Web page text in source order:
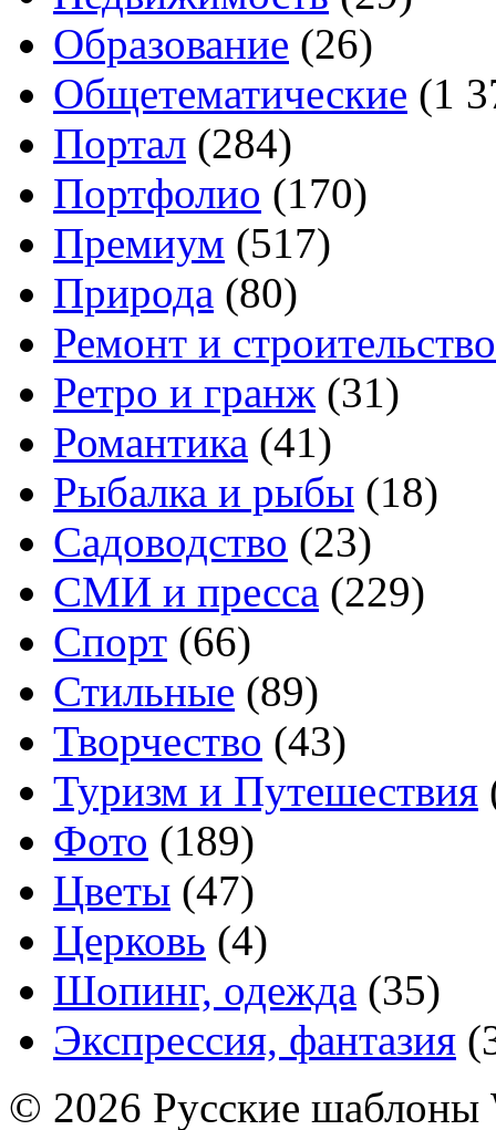
Образование (26)
Общетематические (1
Портал (284)
Портфолио (170)
Премиум (517)
Природа (80)
Ремонт и строительство
Ретро и гранж (31)
Романтика (41)
Рыбалка и рыбы (18)
Садоводство (23)
СМИ и пресса (229)
Спорт (66)
Стильные (89)
Творчество (43)
Туризм и Путешествия
Фото (189)
Цветы (47)
Церковь (4)
Шопинг, одежда (35)
Экспрессия, фантазия
© 2026 Русские шаблоны